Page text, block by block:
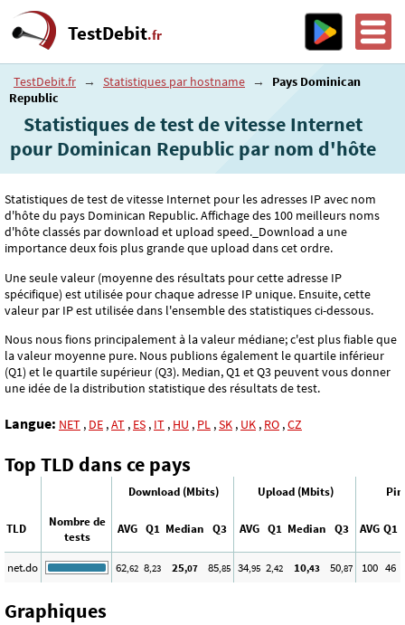
TestDebit.fr
TestDebit.fr → Statistiques par hostname →
Pays Dominican
Republic
Statistiques de test de vitesse Internet
pour Dominican Republic par nom d'hôte
Statistiques de test de vitesse Internet pour les adresses IP avec nom
d'hôte du pays Dominican Republic. Affichage des 100 meilleurs noms
d'hôte classés par download et upload speed._Download a une
importance deux fois plus grande que upload dans cet ordre.
Une seule valeur (moyenne des résultats pour cette adresse IP
spécifique) est utilisée pour chaque adresse IP unique. Ensuite, cette
valeur par IP est utilisée dans l'ensemble des statistiques ci-dessous.
Nous nous fions principalement à la valeur médiane; c'est plus fiable que
la valeur moyenne pure. Nous publions également le quartile inférieur
(Q1) et le quartile supérieur (Q3). Median, Q1 et Q3 peuvent vous donner
une idée de la distribution statistique des résultats de test.
Langue: NET , DE ,AT , ES , IT , HU , PL ,SK , UK , RO ,CZ
Top TLD dans ce pays
Download (Mbits) Upload (Mbits)
TLD
Nombre de
tests
AVG Q1 Median Q3 AVG Q1 Median Q3 AVG Q1
net.do 62,62 8,23 25,07 85,85 34,95 2,42 10,43 50,87 100 46
Graphiques